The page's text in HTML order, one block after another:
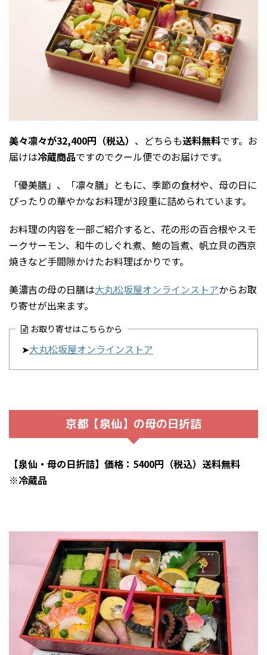
美々凛々が32,400円（税込） 、どちらも送料無料です。お
届けは冷蔵商品ですのでクール便でのお届けです。
「優美膳」、「凛々膳」ともに、季節の食材や、母の日に
ぴったりの華やかなお料理が3段重に詰められています。
お料理の内容を一部ご紹介すると、花の形の百合根やスモ
ークサーモン、和牛のしぐれ煮、鮑の旨煮、帆立貝の西京
焼きなど手間隙かけたお料理ばかりです。
美濃吉の母の日膳は大丸松坂屋オンラインストアからお取
り寄せが出来ます。
お取り寄せはこちらから
➤大丸松坂屋オンラインストア
京都【泉仙】の母の日折詰
【泉仙・母の日折詰】価格：5400円（税込）送料無料
※冷蔵品